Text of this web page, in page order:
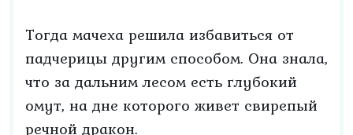
Тогда мачеха решила избавиться от
падчерицы другим способом. Она знала,
что за дальним лесом есть глубокий
омут, на дне которого живет свирепый
речной дракон.